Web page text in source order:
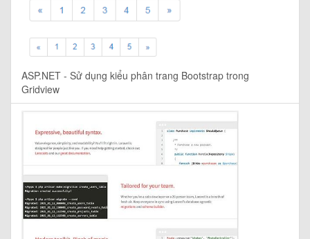
ASP.NET - Sử dụng kiểu phân trang Bootstrap trong
Gridview